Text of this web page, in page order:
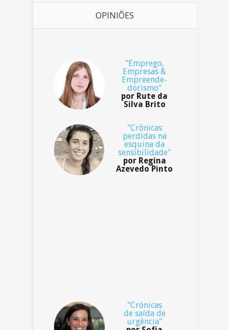
OPINIÕES
"Emprego,
Empresas &
Empreende-
dorismo"
por Rute da
Silva Brito
"Crónicas
perdidas na
esquina da
sensibilidade"
por Regina
Azevedo Pinto
"Crónicas
de saída de
urgência"